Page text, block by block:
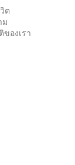
ต
ม
ของเรา